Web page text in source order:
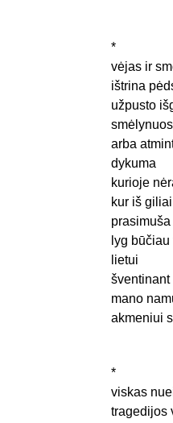
*
vėjas ir
ištrina
užpusto
smėlynuos
arba
dykuma
kurioje
kur iš giliai
lyg
lietui
šventinant
mano
akmeniui
*
viskas
tragedijos